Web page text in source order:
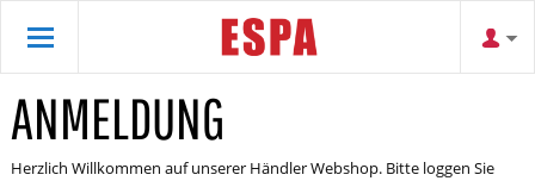
ANMELDUNG
Herzlich Willkommen auf unserer Händler Webshop. Bitte loggen Sie